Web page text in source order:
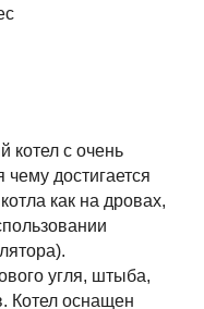
котел с очень
чему достигается
как на дровах,
угля, штыба,
Котел оснащен